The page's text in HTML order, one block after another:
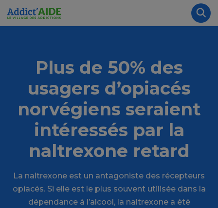
Aller au contenu principal
Plus de 50% des
usagers d’opiacés
norvégiens seraient
intéressés par la
naltrexone retard
La naltrexone est un antagoniste des récepteurs
opiacés. Si elle est le plus souvent utilisée dans la
dépendance à l’alcool, la naltrexone a été
Panneau de gestion des cookies